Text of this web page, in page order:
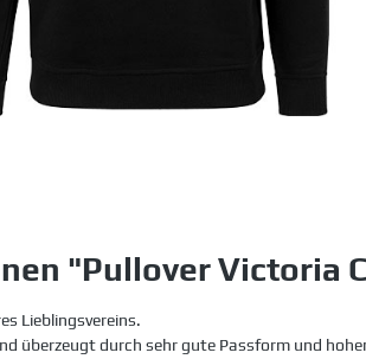
"Pullover Victoria
Lieblingsvereins.
überzeugt durch sehr gute Passform und